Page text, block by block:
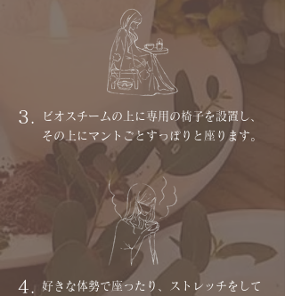
3.
ビオスチームの上に専用の椅子を設置し、
その上にマントごとすっぽりと座ります。
4.
好きな体勢で座ったり、ストレッチをして